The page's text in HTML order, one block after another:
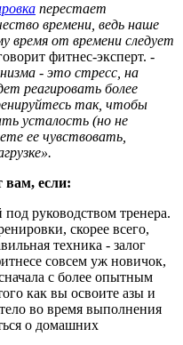
перестает
времени, ведь наше
время от времени следует
фитнес-эксперт. -
- это стресс, на
реагировать более
так, чтобы
усталость (но не
ее чувствовать,
вам, если:
руководством тренера.
скорее всего,
техника - залог
совсем уж новичок,
с более опытным
как вы освоите азы и
во время выполнения
о домашних